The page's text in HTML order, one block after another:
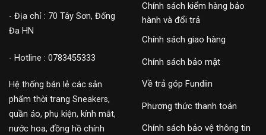
- Địa chỉ : 70 Tây Sơn, Đống
Đa HN
- Hotline : 0783455333
Hệ thống bán lẻ các sản
phẩm thời trang Sneakers,
quần áo, phụ kiện, kính mắt,
nước hoa, đồng hồ chính
Chính sách kiểm hàng bảo
hành và đổi trả
Chính sách giao hàng
Chính sách bảo mật
Về trả góp Fundiin
Phương thức thanh toán
Chính sách bảo vệ thông tin